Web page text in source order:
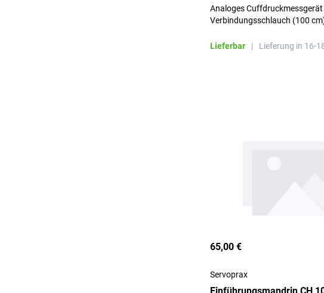
Analoges
Verbindungsschlauch (100
Lieferbar | Lieferung in 16-
65,00 €
Servoprax